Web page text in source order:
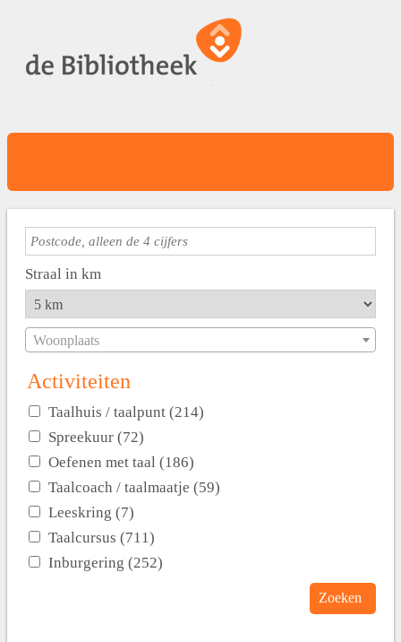
Straal in km
Woonplaats
Activiteiten
Taalhuis / taalpunt (214)
Spreekuur (72)
Oefenen met taal (186)
Taalcoach / taalmaatje (59)
Leeskring (7)
Taalcursus (711)
Inburgering (252)
Zoeken